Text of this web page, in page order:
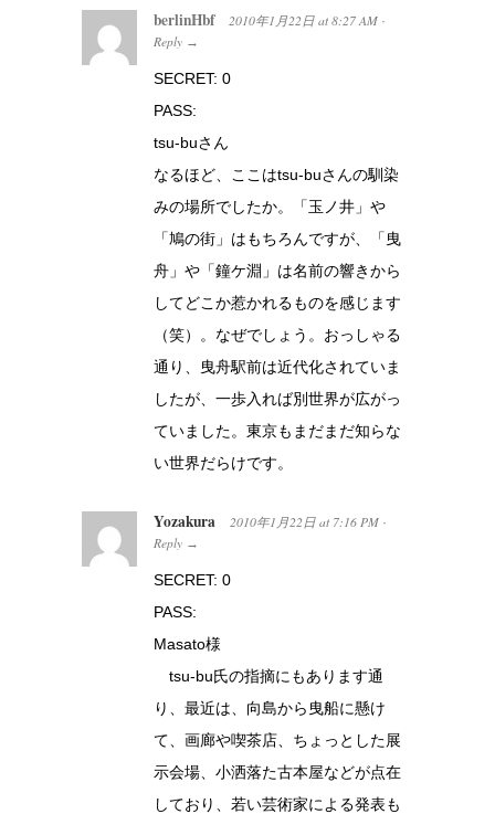
berlinHbf 2010年1月22日 at 8:27 AM ·
Reply →
SECRET: 0
PASS:
tsu-buさん
なるほど、ここはtsu-buさんの馴染
みの場所でしたか。「玉ノ井」や
「鳩の街」はもちろんですが、「曳
舟」や「鐘ケ淵」は名前の響きから
してどこか惹かれるものを感じます
（笑）。なぜでしょう。おっしゃる
通り、曳舟駅前は近代化されていま
したが、一歩入れば別世界が広がっ
ていました。東京もまだまだ知らな
い世界だらけです。
Yozakura 2010年1月22日 at 7:16 PM ·
Reply →
SECRET: 0
PASS:
Masato様
tsu-bu氏の指摘にもあります通
り、最近は、向島から曳船に懸け
て、画廊や喫茶店、ちょっとした展
示会場、小洒落た古本屋などが点在
しており、若い芸術家による発表も